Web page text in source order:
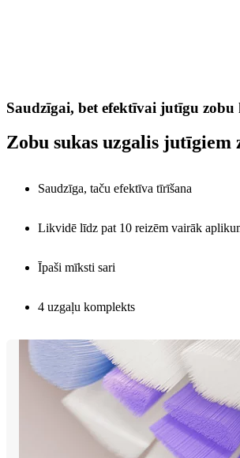
Saudzīgai, bet efektīvai jutīgu zobu
Zobu sukas uzgalis jutīgiem
Saudzīga, taču efektīva tīrīšana
Likvidē līdz pat 10 reizēm vairāk
Īpaši mīksti sari
4 uzgaļu komplekts